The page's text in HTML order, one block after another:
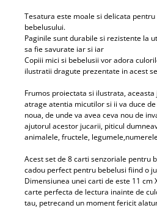
Tesatura este moale si delicata
bebelusului.
Paginile sunt durabile si rezistente la
sa fie savurate iar si iar
Copiii mici si bebelusii vor adora
ilustratii dragute prezentate in acest
Frumos proiectata si ilustrata,
atrage atentia micutilor si ii va duce
noua, de unde va avea ceva nou de
ajutorul acestor jucarii, piticul
animalele, fructele,
Acest set de 8 carti senzoriale pentru
cadou perfect pentru bebelusi fiind o
Dimensiunea unei carti de este 11 cm
carte perfecta de lectura inainte de
tau, petrecand un moment fericit